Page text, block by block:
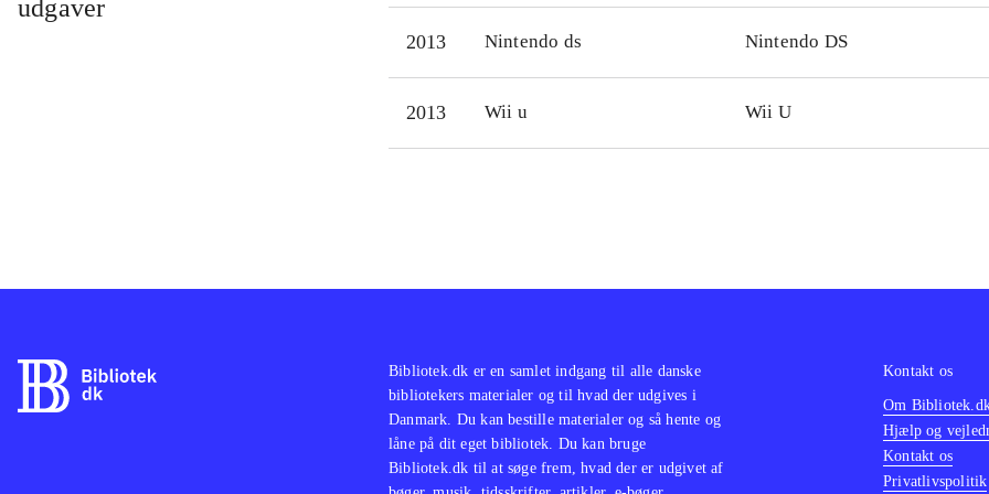
minispil, pakket ind i et trygt og velkendt lyserødt Barbie-
Barbie - dreamhouse party.
udgaver
2013 Nintendo ds Nintendo DS
2013 Wii u Wii U
Bibliotek.dk er en samlet indgang til alle danske
bibliotekers materialer og til hvad der udgives i
Danmark. Du kan bestille materialer og så hente og
låne på dit eget bibliotek. Du kan bruge
Bibliotek.dk til at søge frem, hvad der er udgivet af
Kontakt os
Om
Hjælp og
Kontakt os
Privatlivspolitik